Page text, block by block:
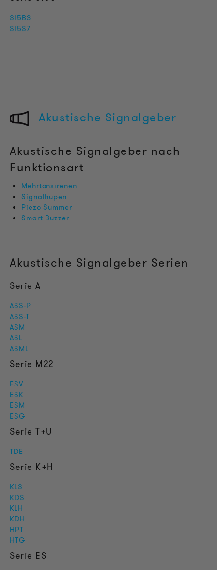
SI5B3
SI5S7
Akustische Signalgeber
Akustische Signalgeber nach
Funktionsart
Mehrtonsirenen
Signalhupen
Piezo Summer
Smart Buzzer
Akustische Signalgeber Serien
Serie A
ASS-P
ASS-T
ASM
ASL
ASML
Serie M22
ESV
ESK
ESM
ESG
Serie T+U
TDE
Serie K+H
KLS
KDS
KLH
KDH
HPT
HTG
Serie ES